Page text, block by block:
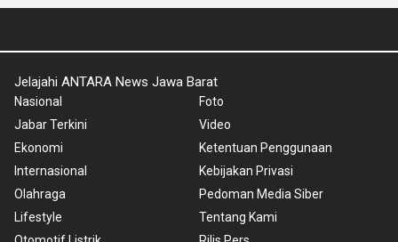
Jelajahi ANTARA News Jawa Barat
Nasional
Jabar Terkini
Ekonomi
Internasional
Olahraga
Lifestyle
Foto
Video
Ketentuan Penggunaan
Kebijakan Privasi
Pedoman Media Siber
Tentang Kami